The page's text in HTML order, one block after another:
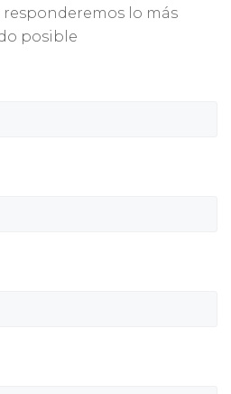
responderemos lo más
posible